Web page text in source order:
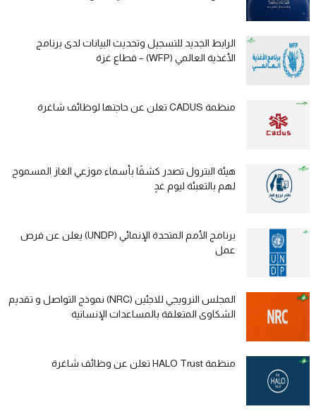
الرابط الجديد للتسجيل وتحديث البيانات لدى برنامج
الأغذية العالمي (WFP) – قطاع غزة
منظمة CADUS تعلن عن حاجتها لوظائف شاغرة
هيئة البترول تصدر كشفًا بأسماء موزعي الغاز المسموح
لهم بالتعبئة ليوم غدٍ
برنامج الأمم المتحدة الإنمائي (UNDP) يعلن عن فرص
عمل
المجلس النرويجي للاجئين (NRC) نموذج التواصل و تقديم
الشكاوى المتعلقة بالمساعدات الإنسانية
منظمة HALO Trust تعلن عن وظائف شاغرة